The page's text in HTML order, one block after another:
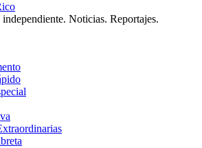
Noticias. Reportajes.